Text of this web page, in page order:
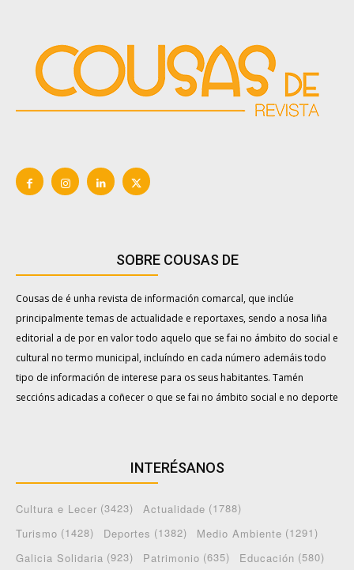
SOBRE COUSAS DE
Cousas de é unha revista de información comarcal, que inclúe
principalmente temas de actualidade e reportaxes, sendo a nosa liña
editorial a de por en valor todo aquelo que se fai no ámbito do social e
cultural no termo municipal, incluíndo en cada número ademáis todo
tipo de información de interese para os seus habitantes. Tamén
seccións adicadas a coñecer o que se fai no ámbito social e no deporte
INTERÉSANOS
Cultura e Lecer (3423) Actualidade (1788)
Turismo (1428) Deportes (1382) Medio Ambiente (1291)
Galicia Solidaria (923) Patrimonio (635) Educación (580)